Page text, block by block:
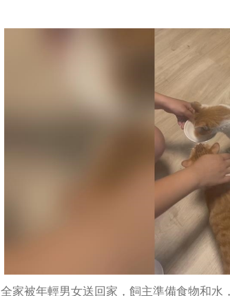
全家被年輕男女送回家，飼主準備食物和水